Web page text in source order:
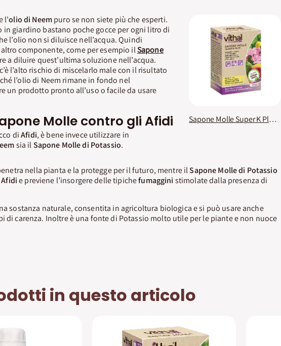
l’olio di Neempuro se non siete più che esperti.
in giardino bastano poche gocce per ogni litro di
l’olio non si diluisce nell’acqua. Quindi
componente, come per esempio ilSapone
a diluire quest’ultima soluzione nell’acqua.
l’alto rischio di miscelarlo male con il risultato
l’olio di Neem rimane in fondo nel
un prodotto pronto all’uso o facile da usare
Molle contro gli Afidi
diAfidi, è bene invece utilizzare in
sia ilSapone Molle di Potassio.
Sapone Molle Super K Plus Vithal Bio
nella pianta e la protegge per il futuro, mentre ilSapone Molledi Potassio
Afidie previene l’insorgere delle tipichefumaggini stimolate dalla presenza di
sostanza naturale, consentita in agricoltura biologica e si può usare anche
di carenza. Inoltre è una fonte di Potassio molto utile per le piante e non nuoce
in questo articolo